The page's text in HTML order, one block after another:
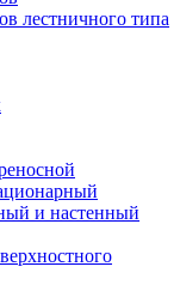
лестничного типа
и настенный